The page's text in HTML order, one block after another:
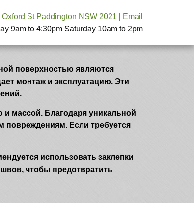
Oxford St Paddington NSW 2021
Email
9am to 4:30pm Saturday 10am to 2pm
поверхностью являются
монтаж и эксплуатацию. Эти
и массой. Благодаря уникальной
повреждениям. Если требуется
использовать заклепки
чтобы предотвратить